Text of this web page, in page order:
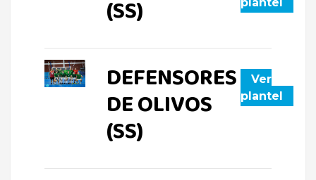
(SS)
plantel
DEFENSORES
DE OLIVOS
(SS)
Ver
plantel